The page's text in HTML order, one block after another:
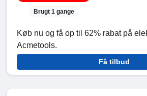
Brugt 1 gange
Køb nu og få op til 62% rabat på
Acmetools.
Få tilbud